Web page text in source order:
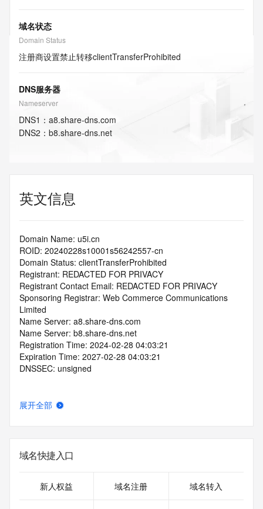
域名状态
Domain Status
注册商设置禁止转移clientTransferProhibited
DNS服务器
Nameserver
DNS1 ： a8.share-dns.com
DNS2 ： b8.share-dns.net
英文信息
Domain Name: u5i.cn
ROID: 20240228s10001s56242557-cn
Domain Status: clientTransferProhibited
Registrant: REDACTED FOR PRIVACY
Registrant Contact Email: REDACTED FOR PRIVACY
Sponsoring Registrar: Web Commerce Communications
Limited
Name Server: a8.share-dns.com
Name Server: b8.share-dns.net
Registration Time: 2024-02-28 04:03:21
Expiration Time: 2027-02-28 04:03:21
DNSSEC: unsigned
展开全部
域名快捷入口
新人权益 域名注册 域名转入